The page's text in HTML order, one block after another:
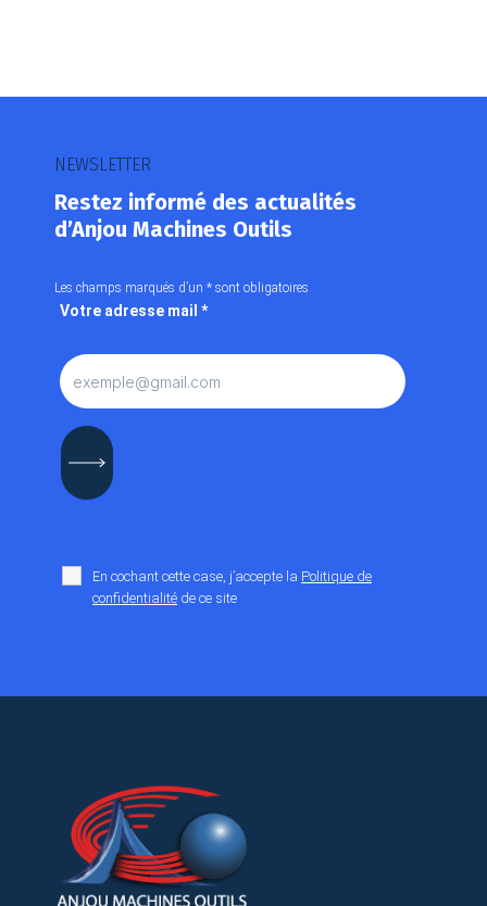
NEWSLETTER
Restez informé des actualités
d’Anjou Machines Outils
Les champs marqués d’un * sont obligatoires
Votre adresse mail *
En cochant cette case, j’accepte la Politique de
confidentialité de ce site